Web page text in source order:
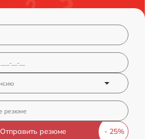
Отправить резюме